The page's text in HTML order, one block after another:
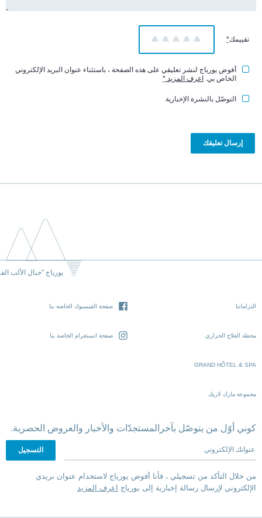
تقييمك*
5 4 3 2 1
أفوض يورياج لنشر تعليقي على هذه الصفحة ، باستثناء عنوان البريد الإلكتروني
الخاص بي. اعرف المزيد *
التوصّل بالنشرة الإخبارية
يورياج "جبال الألب
التزاماتنا
محطة العلاج الحراري
GRAND HÔTEL & SPA
مجموعة مارك لاريك
صفحة الفيسبوك الخاصة بنا
صفحة انستغرام الخاصة بنا
كوني أوّل من يتوصّل بآخرالمستجدّات والأخبار والعروض الحصرية.
عنوانك الإلكتروني
من خلال التأكد من تسجيلي ، فأنا أفوض يورياج لاستخدام عنوان بريدي
الإلكتروني لإرسال رسالة إخبارية إلى يورياج
اعرف المزيد